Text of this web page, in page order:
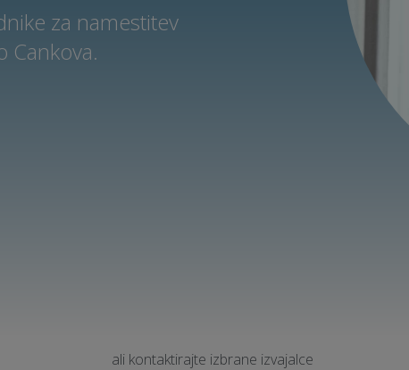
za namestitev
ali kontaktirajte izbrane izvajalce